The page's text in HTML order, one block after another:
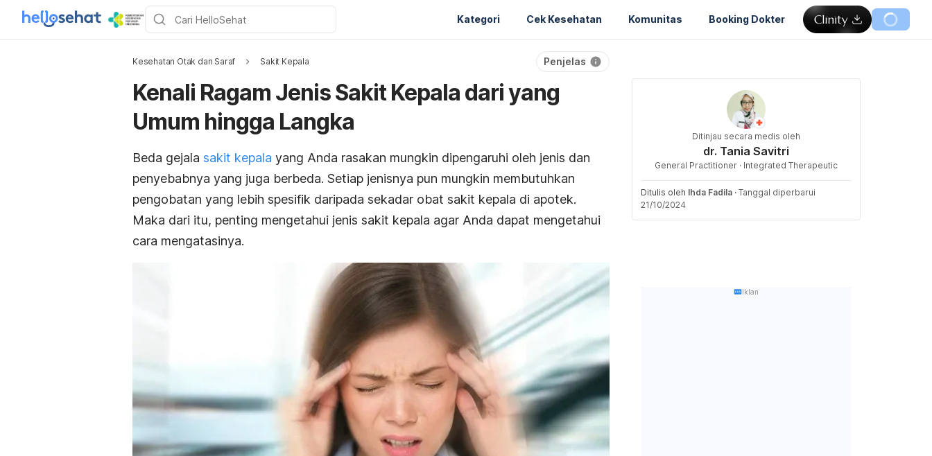
Kategori Cek Kesehatan Komunitas Booking Dokter
Kesehatan Otak dan Saraf Sakit Kepala Penjelas
Kenali Ragam Jenis Sakit Kepala dari yang
Umum hingga Langka
Beda gejala sakit kepala yang Anda rasakan mungkin dipengaruhi oleh jenis dan
penyebabnya yang juga berbeda. Setiap jenisnya pun mungkin membutuhkan
pengobatan yang lebih spesifik daripada sekadar obat sakit kepala di apotek.
Maka dari itu, penting mengetahui jenis sakit kepala agar Anda dapat mengetahui
cara mengatasinya.
Ditinjau secara medis oleh
dr. Tania Savitri
General Practitioner · Integrated Therapeutic
Ditulis oleh Ihda Fadila · Tanggal diperbarui
21/10/2024
Iklan